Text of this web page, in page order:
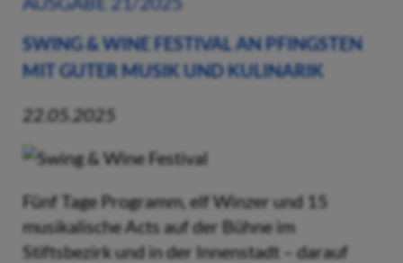
SWING & WINE FESTIVAL AN PFINGSTEN
MIT GUTER MUSIK UND KULINARIK
22.05.2025
Fünf Tage Programm, elf Winzer und 15
musikalische Acts auf der Bühne im
Stiftsbezirk und in der Innenstadt – darauf